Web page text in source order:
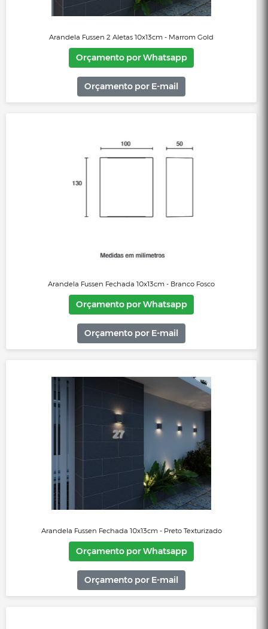
Orçamento por E-mail
Orçamento por Whatsapp
Orçamento por E-mail
Arandela Fussen Fechada 10x13cm - Branco Fosco
Orçamento por Whatsapp
Orçamento por E-mail